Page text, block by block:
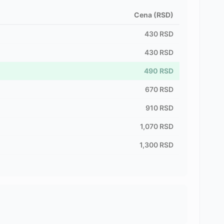
Cena (RSD)
430 RSD
430 RSD
490 RSD
670 RSD
910 RSD
1,070 RSD
1,300 RSD